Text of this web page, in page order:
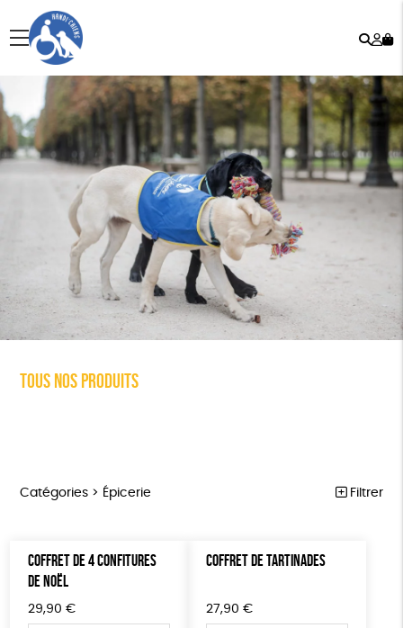
menu
Tous nos produits
Catégories > Épicerie Filtrer
PAPETERIE
ÉPICERIE
Par défaut
Nouveauté
Prix
0 € - 50 €
Couleur
COFFRET DE 4 CONFITURES
DE NOËL
29,90 €
COFFRET DE TARTINADES
27,90 €